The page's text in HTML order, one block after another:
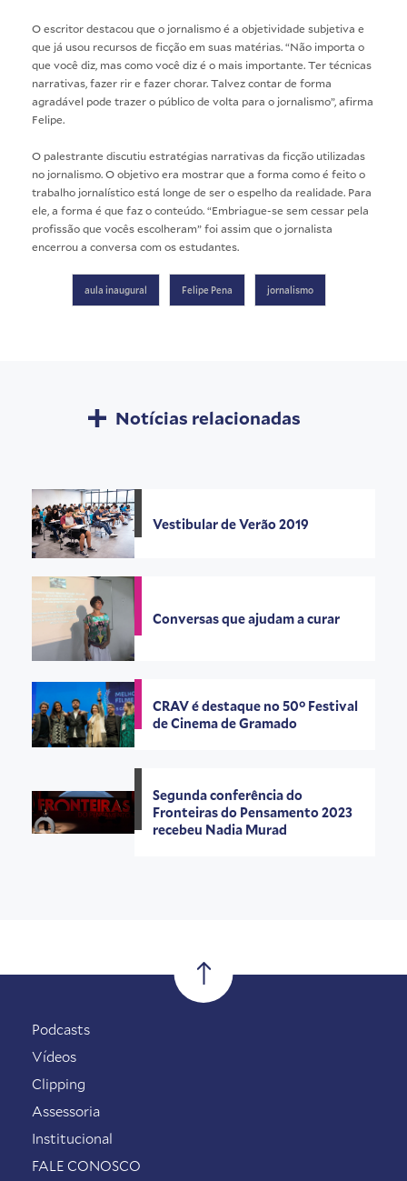
O escritor destacou que o jornalismo é a objetividade subjetiva e
que já usou recursos de ficção em suas matérias. “Não importa o
que você diz, mas como você diz é o mais importante. Ter técnicas
narrativas, fazer rir e fazer chorar. Talvez contar de forma
agradável pode trazer o público de volta para o jornalismo”, afirma
Felipe.
O palestrante discutiu estratégias narrativas da ficção utilizadas
no jornalismo. O objetivo era mostrar que a forma como é feito o
trabalho jornalístico está longe de ser o espelho da realidade. Para
ele, a forma é que faz o conteúdo. “Embriague-se sem cessar pela
profissão que vocês escolheram” foi assim que o jornalista
encerrou a conversa com os estudantes.
aula inaugural Felipe Pena jornalismo
Notícias relacionadas
Vestibular de Verão 2019
Conversas que ajudam a curar
CRAV é destaque no 50° Festival
de Cinema de Gramado
Segunda conferência do
Fronteiras do Pensamento 2023
recebeu Nadia Murad
Podcasts
Vídeos
Clipping
Assessoria
Institucional
FALE CONOSCO